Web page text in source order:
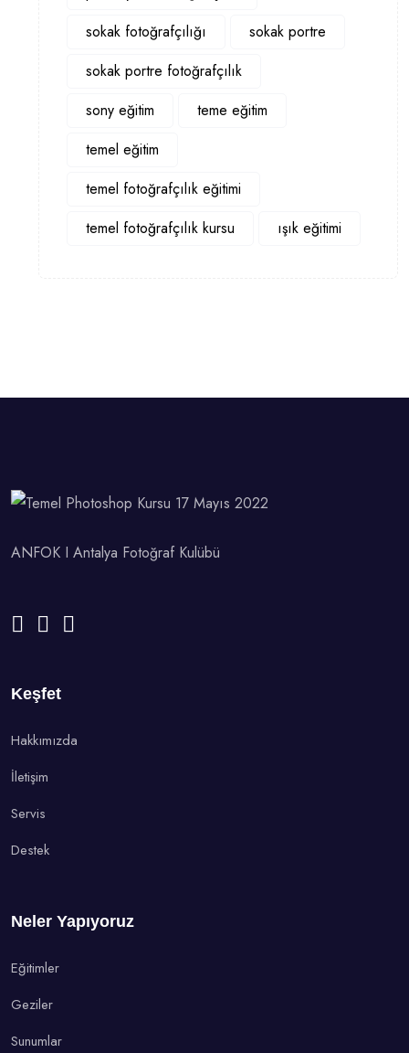
sokak fotoğrafçılığı
sokak portre
sokak portre fotoğrafçılık
sony eğitim
teme eğitim
temel eğitim
temel fotoğrafçılık eğitimi
temel fotoğrafçılık kursu
ışık eğitimi
ANFOK I Antalya Fotoğraf Kulübü
Keşfet
Hakkımızda
İletişim
Servis
Destek
Neler Yapıyoruz
Eğitimler
Geziler
Sunumlar